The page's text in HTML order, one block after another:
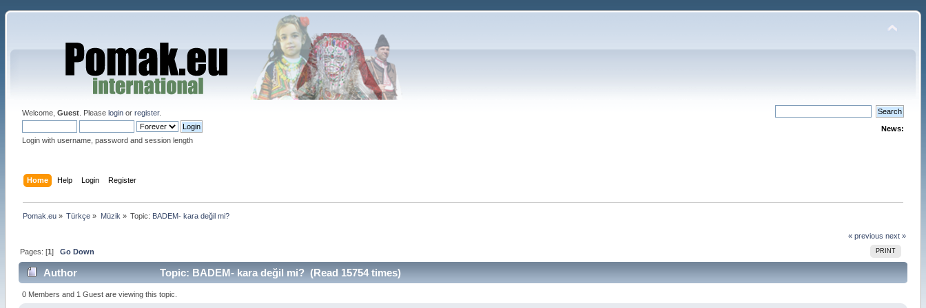
Welcome, Guest. Please loginor register.
Login with username, password and session length
News:
Home Help Login Register
Pomak.eu» Türkçe » Müzik » Topic: BADEM- kara değil mi?
« previous next »
PRINT
Pages: [1] Go Down
Author Topic: BADEM- kara değil mi? (Read 15754 times)
0 Members and 1 Guest are viewing this topic.